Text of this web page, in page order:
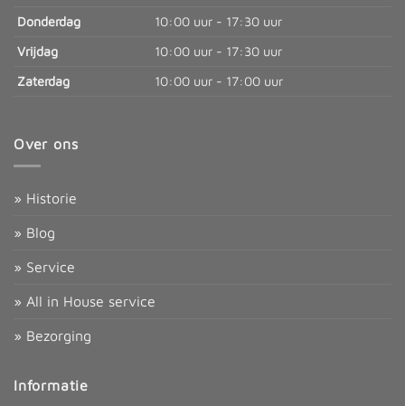
Donderdag
10:00 uur - 17:30 uur
Vrijdag
10:00 uur - 17:30 uur
Zaterdag
10:00 uur - 17:00 uur
Over ons
» Historie
» Blog
» Service
» All in House service
» Bezorging
Informatie